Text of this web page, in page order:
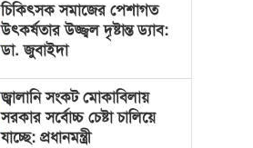
চিকিৎসক সমাজের পেশাগত
উৎকর্ষতার উজ্জ্বল দৃষ্টান্ত ড্যাব:
ডা. জুবাইদা
জ্বালানি সংকট মোকাবিলায়
সরকার সর্বোচ্চ চেষ্টা চালিয়ে
যাচ্ছে: প্রধানমন্ত্রী